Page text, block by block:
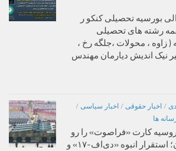
بورسیه تحصیلی کنکو ر
سال ۱۴۰۵ همه رشته های تحصیلی
زاوه ، محولات ،جلگه رخ ،
نیک اندیش دیارمان مهندس
/ اخبار حقوقی / اخبار سیاسی /
ها
کارت «فراصوت» را رو
کرد/ وحشت در پنتاگون؛ استقرار انبوه «دی‌اف‑۱۷» و